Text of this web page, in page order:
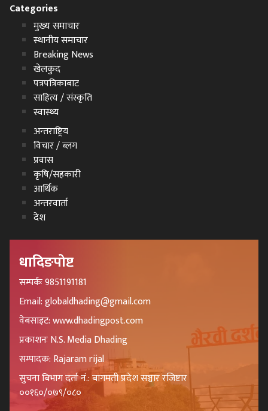
Categories
मुख्य समाचार
स्थानीय समाचार
Breaking News
खेलकुद
पत्रपत्रिकाबाट
साहित्य / संस्कृति
स्वास्थ्य
अन्तराष्ट्रिय
विचार / ब्लग
प्रवास
कृषि/सहकारी
आर्थिक
अन्तरवार्ता
देश
धादिङपोष्ट
सम्पर्कः 9851191181
Email: globaldhading@gmail.com
वेबसाइट: www.dhadingpost.com
प्रकाशनः N.S. Media Dhading
सम्पादक: Rajaram rijal
सुचना बिभाग दर्ता नं.: बागमती प्रदेश सञ्चार रजिष्टार
००१६०/०७९/०८०